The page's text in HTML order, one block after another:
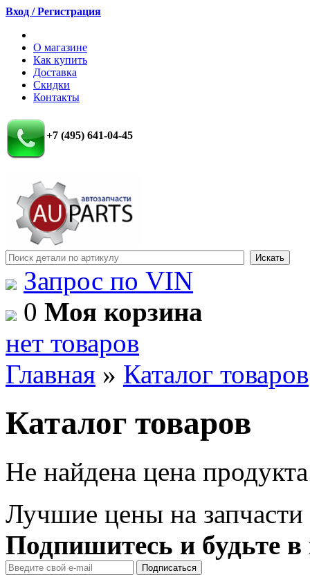
Вход / Регистрация
О магазине
Как купить
Доставка
Скидки
Контакты
+7 (495) 641-04-45
Запрос по VIN
0 Моя корзина
нет товаров
Главная » Каталог товаров
Каталог товаров
Не найдена цена продукта
Лучшие цены на запчасти
Подпишитесь и будьте в